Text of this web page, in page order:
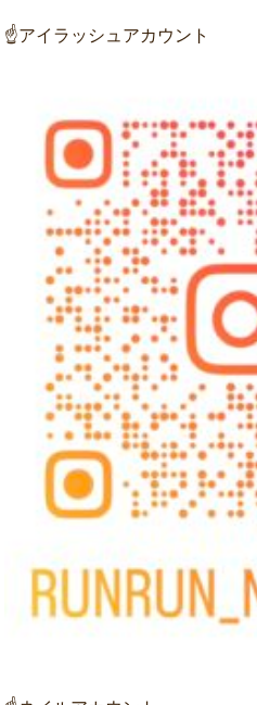
☝アイラッシュアカウント